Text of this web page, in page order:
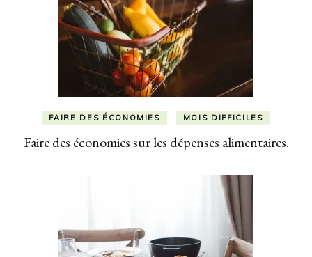
FAIRE DES ÉCONOMIES MOIS DIFFICILES
Faire des économies sur les dépenses alimentaires.